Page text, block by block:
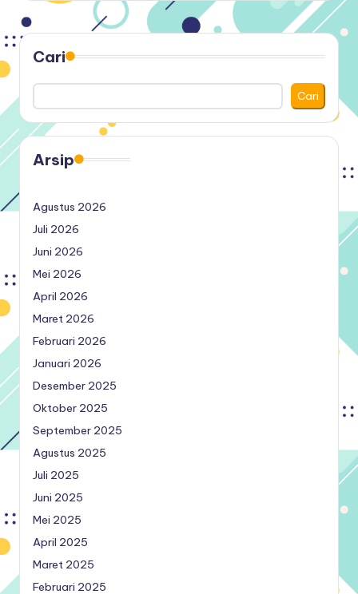
Cari
Cari
Arsip
Agustus 2026
Juli 2026
Juni 2026
Mei 2026
April 2026
Maret 2026
Februari 2026
Januari 2026
Desember 2025
Oktober 2025
September 2025
Agustus 2025
Juli 2025
Juni 2025
Mei 2025
April 2025
Maret 2025
Februari 2025